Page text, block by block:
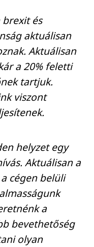
és
aktuálisan
Aktuálisan
a 20% feletti
tartjuk.
viszont
helyzet egy
Aktuálisan a
cégen belüli
a
bevethetőség
olyan